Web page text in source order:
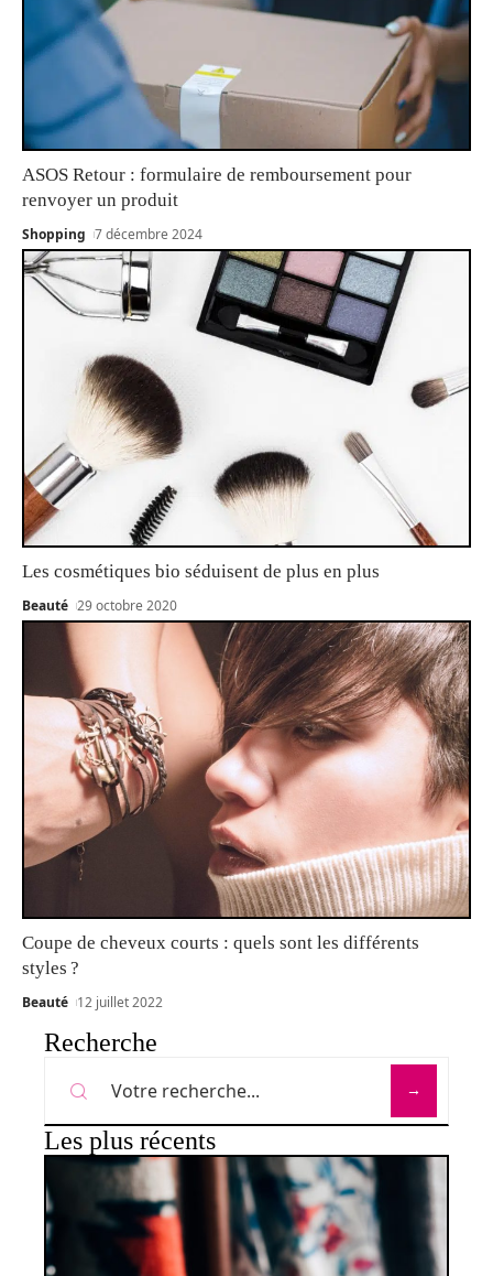
ASOS Retour : formulaire de remboursement pour
renvoyer un produit
Shopping 7 décembre 2024
Les cosmétiques bio séduisent de plus en plus
Beauté 29 octobre 2020
Coupe de cheveux courts : quels sont les différents
styles ?
Beauté 12 juillet 2022
Recherche
Les plus récents